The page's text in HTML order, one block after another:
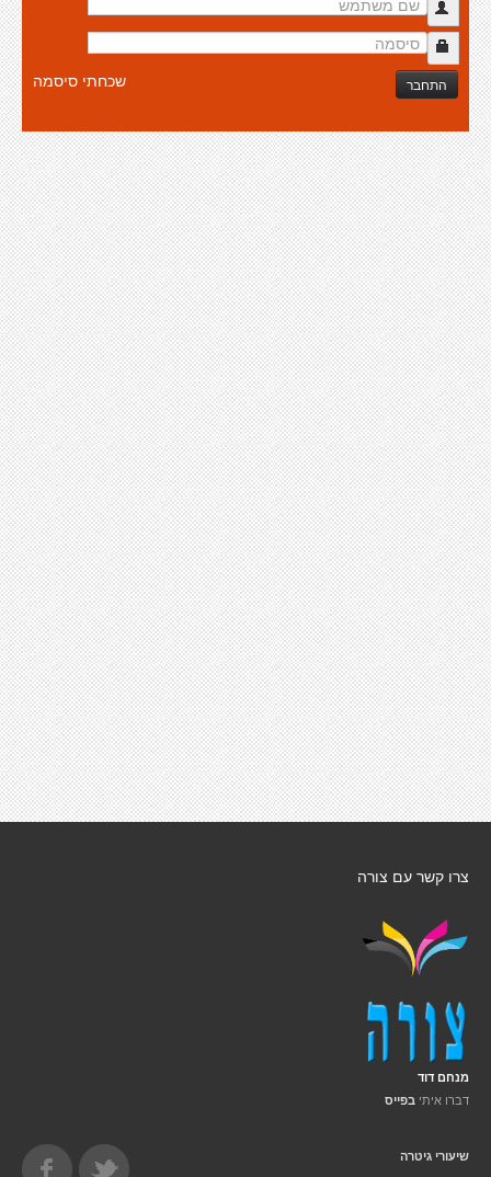
התחבר שכחתי סיסמה
צרו קשר עם צורה
מנחם דוד
דברו איתי בפייס
שיעורי גיטרה